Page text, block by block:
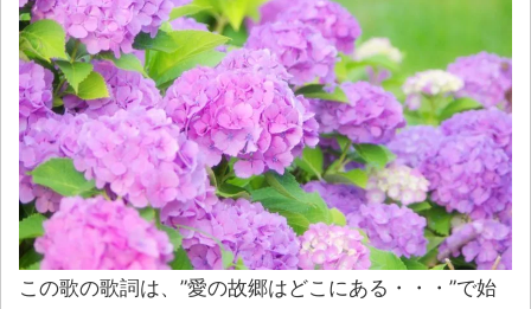
この歌の歌詞は、”愛の故郷はどこにある・・・”で始